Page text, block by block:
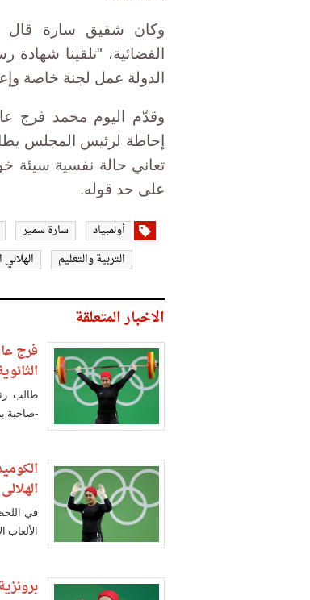
الفضائية، "تلقينا شهادة
الدولة عمل لجنة خاصة
وقدّم اليوم محمد فرج
إحاطة لرئيس المجلس
تعاني حالة نفسية سيئة
على حد قوله.
أولمبياد سارة سمير
التربية والتعليم
الاخبار المتعلقة
فرج
طالب
-صاحبة
في
الألعاب